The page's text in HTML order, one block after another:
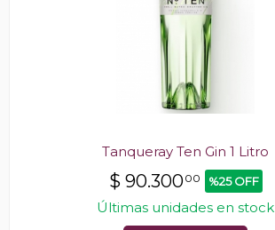
Tanqueray Ten Gin 1 Litro
$ 90.30000 %25 OFF
Últimas unidades en stock